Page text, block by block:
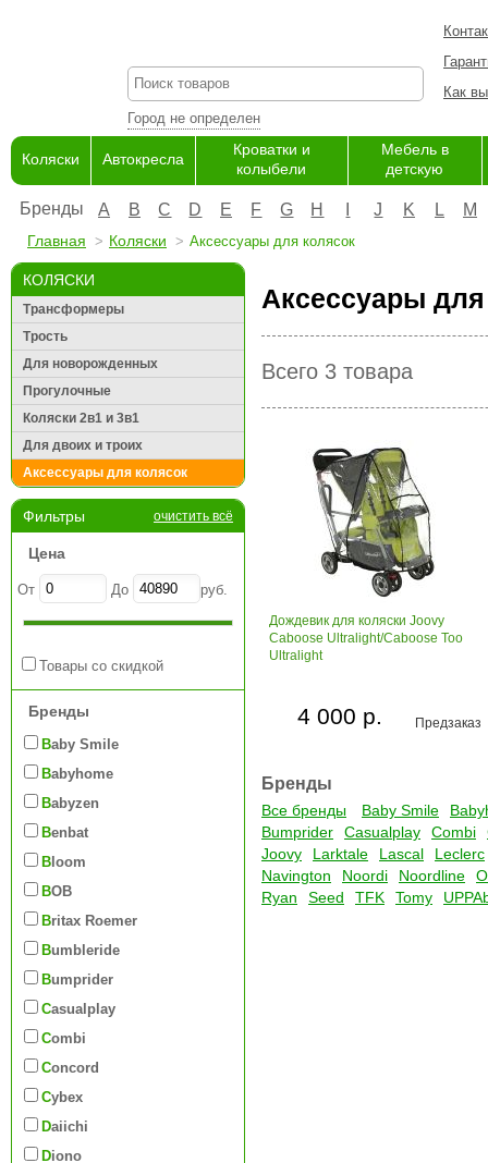
Город не определен
Как
Коляски Автокресла
Кроватки и
колыбели
Мебель в
детскую
Бренды A B C D E F G H J K L M
Главная Коляски Аксессуары для колясок
КОЛЯСКИ
Трансформеры
Трость
Для новорожденных
Прогулочные
Коляски 2в1 и 3в1
Для двоих и троих
Аксессуары для колясок
Фильтры очистить всё
Цена
От До руб.
Товары со скидкой
Бренды
Baby Smile
Babyhome
Babyzen
Benbat
Bloom
BOB
Britax Roemer
Bumbleride
Bumprider
Casualplay
Combi
Concord
Cybex
Daiichi
Diono
Аксессуары для
Всего 3 товара
Дождевик для коляски Joovy
Caboose Ultralight/Caboose Too
Ultralight
Предзаказ
4 000 р.
Бренды
Все бренды Baby Smile
Bumprider
Casualplay Combi
Joovy
Larktale Lascal
Leclerc
Navington
Noordi Noordline
Ryan
Seed TFK Tomy